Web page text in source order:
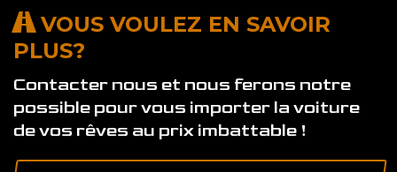
VOUS VOULEZ EN SAVOIR
PLUS?
Contacter nous et nous ferons notre
possible pour vous importer la voiture
de vos rêves au prix imbattable !